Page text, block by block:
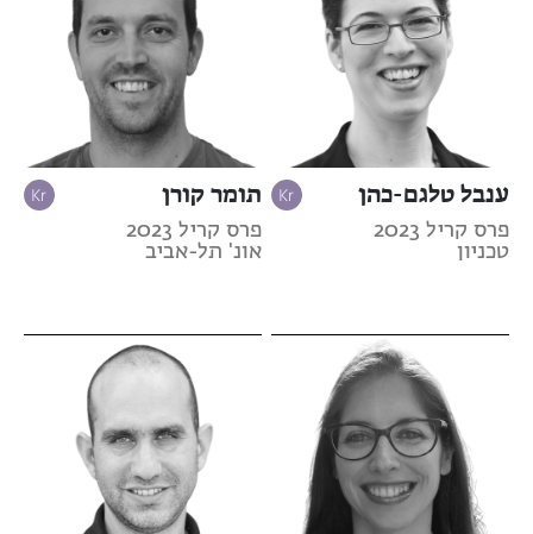
ענבל טלגם-כהן
פרס קריל 2023
טכניון
תומר קורן
פרס קריל 2023
אונ' תל-אביב